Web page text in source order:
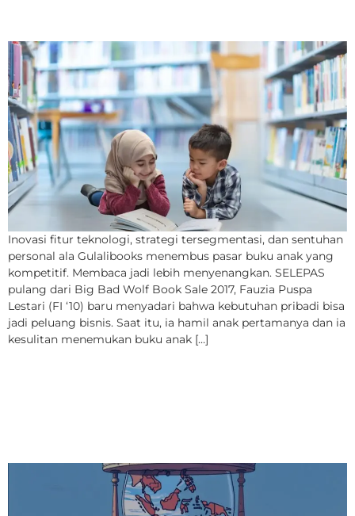
Inovasi fitur teknologi, strategi tersegmentasi, dan sentuhan
personal ala Gulalibooks menembus pasar buku anak yang
kompetitif. Membaca jadi lebih menyenangkan. SELEPAS
pulang dari Big Bad Wolf Book Sale 2017, Fauzia Puspa
Lestari (FI ‘10) baru menyadari bahwa kebutuhan pribadi bisa
jadi peluang bisnis. Saat itu, ia hamil anak pertamanya dan ia
kesulitan menemukan buku anak […]